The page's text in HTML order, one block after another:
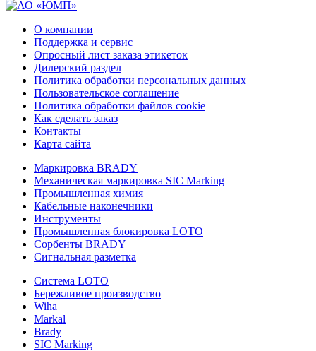
О компании
Поддержка и сервис
Опросный лист заказа этикеток
Дилерский раздел
Политика обработки персональных данных
Пользовательское соглашение
Политика обработки файлов cookie
Как сделать заказ
Контакты
Карта сайта
Маркировка BRADY
Механическая маркировка SIC Marking
Промышленная химия
Кабельные наконечники
Инструменты
Промышленная блокировка LOTO
Сорбенты BRADY
Сигнальная разметка
Система LOTO
Бережливое производство
Wiha
Markal
Brady
SIC Marking